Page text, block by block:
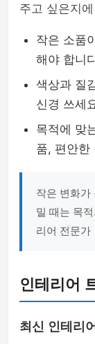
주고 싶은지
작은 소품
해야 합니
색상과 질
신경 쓰세
목적에 맞
품, 편안한
작은 변화가
밀 때는 목
리어 전문가
인테리어
최신 인테리